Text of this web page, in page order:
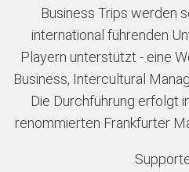
Business Trips werden
international führenden
Playern unterstützt - eine
Business, Intercultural
Die Durchführung erfolgt
renommierten Frankfurter